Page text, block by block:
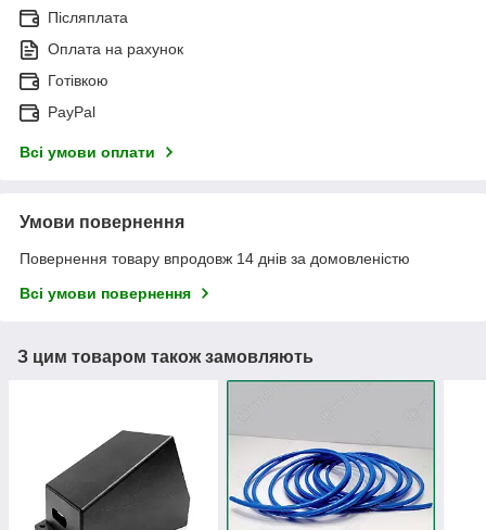
Післяплата
Оплата на рахунок
Готівкою
PayPal
Всі умови оплати
Умови повернення
Повернення товару впродовж 14 днів за домовленістю
Всі умови повернення
З цим товаром також замовляють